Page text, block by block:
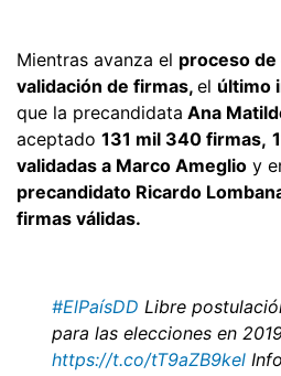
Mientras avanza el proceso
validación de firmas, el último
que la precandidata Ana
aceptado 131 mil 340 firmas,
validadas a Marco Ameglio y
precandidato Ricardo
firmas válidas.
#ElPaísDD Libre
para las elecciones en
https://t.co/tT9aZB9kel